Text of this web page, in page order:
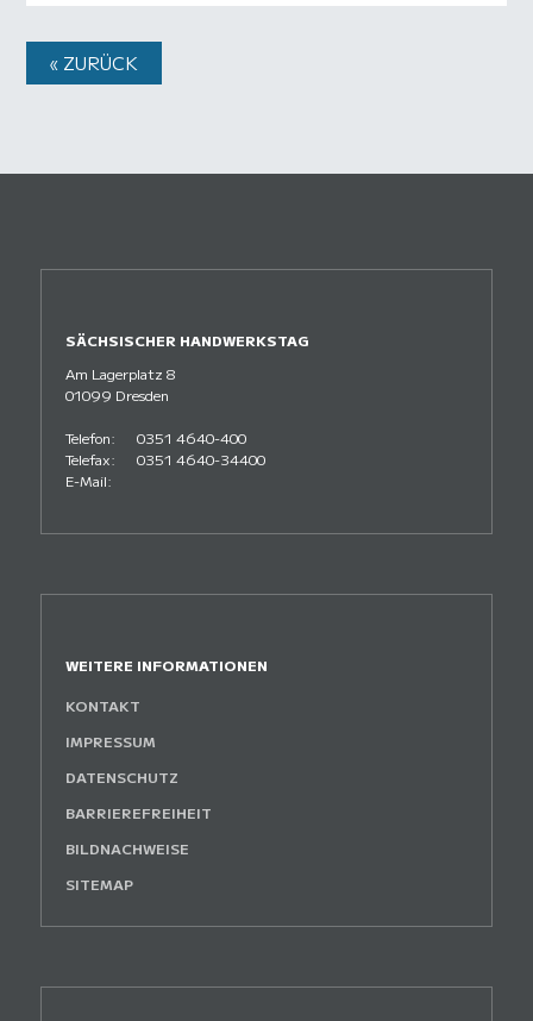
« ZURÜCK
SÄCHSISCHER HANDWERKSTAG
Am Lagerplatz 8
01099 Dresden
Telefon:
0351 4640-400
Telefax:
0351 4640-34400
E-Mail:
WEITERE INFORMATIONEN
KONTAKT
IMPRESSUM
DATENSCHUTZ
BARRIEREFREIHEIT
BILDNACHWEISE
SITEMAP